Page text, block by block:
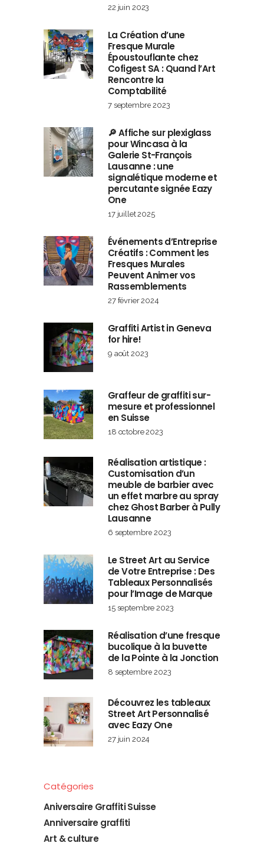
22 juin 2023
La Création d’une
Fresque Murale
Époustouflante chez
Cofigest SA : Quand l’Art
Rencontre la
Comptabilité
7 septembre 2023
🔎 Affiche sur plexiglass
pour Wincasa à la
Galerie St-François
Lausanne : une
signalétique moderne et
percutante signée Eazy
One
17 juillet 2025
Événements d’Entreprise
Créatifs : Comment les
Fresques Murales
Peuvent Animer vos
Rassemblements
27 février 2024
Graffiti Artist in Geneva
for hire!
9 août 2023
Graffeur de graffiti sur-
mesure et professionnel
en Suisse
18 octobre 2023
Réalisation artistique :
Customisation d’un
meuble de barbier avec
un effet marbre au spray
chez Ghost Barber à Pully
Lausanne
6 septembre 2023
Le Street Art au Service
de Votre Entreprise : Des
Tableaux Personnalisés
pour l’Image de Marque
15 septembre 2023
Réalisation d’une fresque
bucolique à la buvette
de la Pointe à la Jonction
8 septembre 2023
Découvrez les tableaux
Street Art Personnalisé
avec Eazy One
27 juin 2024
Catégories
Aniversaire Graffiti Suisse
Anniversaire graffiti
Art & culture